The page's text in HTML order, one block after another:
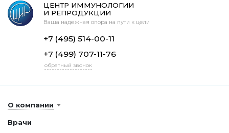
ЦЕНТР ИММУНОЛОГИИ
И РЕПРОДУКЦИИ
Ваша надежная опора на пути к цели
+7 (495) 514-00-11
+7 (499) 707-11-76
обратный звонок
О компании
Врачи